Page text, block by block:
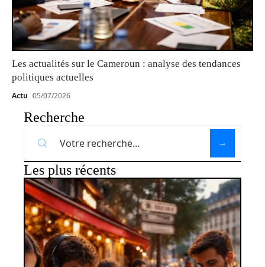
Les actualités sur le Cameroun : analyse des tendances
politiques actuelles
Actu 05/07/2026
Recherche
Les plus récents